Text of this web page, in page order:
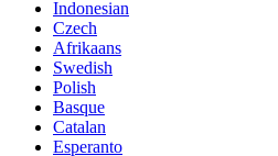
Indonesian
Czech
Afrikaans
Swedish
Polish
Basque
Catalan
Esperanto